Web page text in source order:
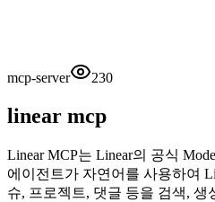
mcp-server 230
linear mcp
Linear MCP는 Linear의 공식
에이전트가 자연어를 사용하여
슈, 프로젝트, 댓글 등을 검색, 생